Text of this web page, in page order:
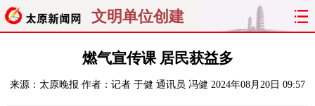
文明单位创建
聚焦 太原
经济 关注 文明 出行
燃气宣传课 居民获益多
来源： 太原晚报 作者：记者 于健 通讯员 冯健 2024年08月20日 09:57